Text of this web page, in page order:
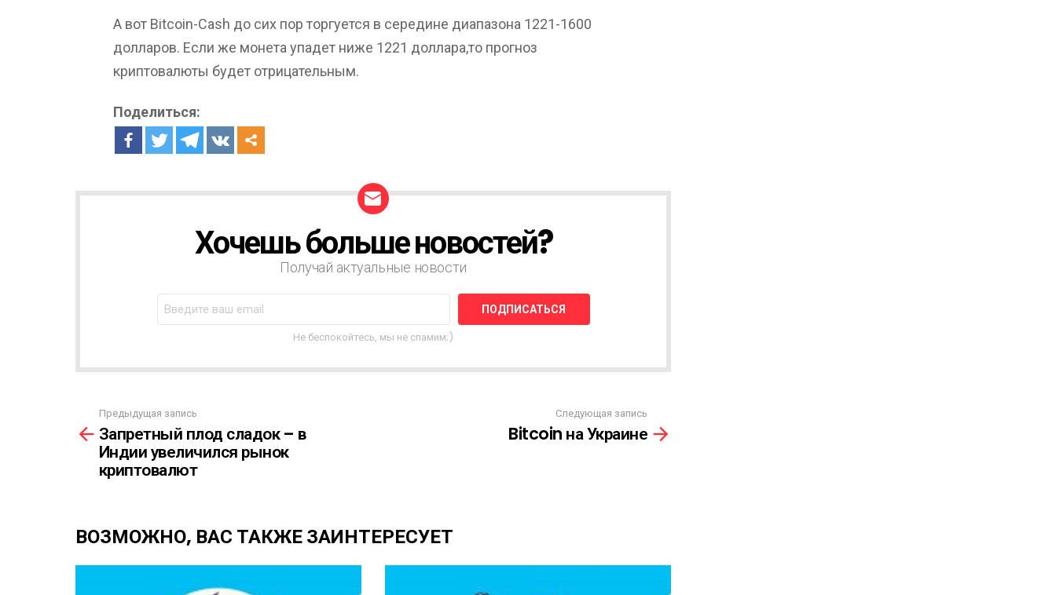
А вот Bitcoin-Cash до сих пор торгуется в середине диапазона 1221-1600
долларов. Если же монета упадет ниже 1221 доллара,то прогноз
криптовалюты будет отрицательным.
Поделиться:
Я
С
С
Ы
Л
К
Хочешь больше новостей?
Получай актуальные новости
Не беспокойтесь, мы не спамим;)
м
ь
щ
Предыдущая запись
Запретный плод сладок – в
Индии увеличился рынок
криптовалют
Следующая запись
Bitcoin на Украине
ВОЗМОЖНО, ВАС ТАКЖЕ ЗАИНТЕРЕСУЕТ